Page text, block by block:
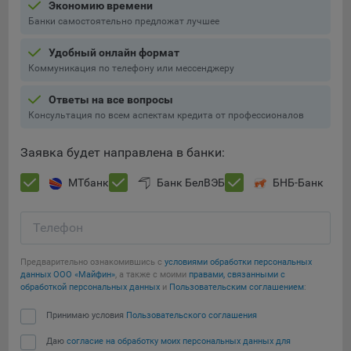
конфиденциальности Яндекс
предоставляемый компанией Google, Inc. Адрес: Google,
Google Data Protection Office, 1600 Amphitheatre Pkwy,
конфиденциальности Google.
Matomo — это система веб-аналитики, которая позволяет
myfin.by.
Адрес: ООО «Рэкун технолоджи», 220069 г. Минск, пр-т
Дзержинского, д.3Б, пом.44.
рекламу на площадке VK пользователям, которые
Адрес: ООО «ВК», РФ, 125167, г. Москва, Ленинградский
проспект, д. 39, стр. 79, БЦ «SkyLight».
Технические настройки
Технические настройки хранят технические данные вашего
Экономию времени
Банки самостоятельно предложат лучшее
Удобный онлайн формат
Коммуникация по телефону или мессенджеру
Ответы на все вопросы
Консультация по всем аспектам кредита от профессионалов
Заявка будет направлена в банки:
МТбанк Банк БелВЭБ БНБ-Банк
Телефон
Предварительно ознакомившись с условиями обработки персональных
данных ООО «Майфин», а также с моими правами, связанными с
обработкой персональных данных и Пользовательским соглашением:
Принимаю условия Пользовательского соглашения
Даю согласие на обработку моих персональных данных для